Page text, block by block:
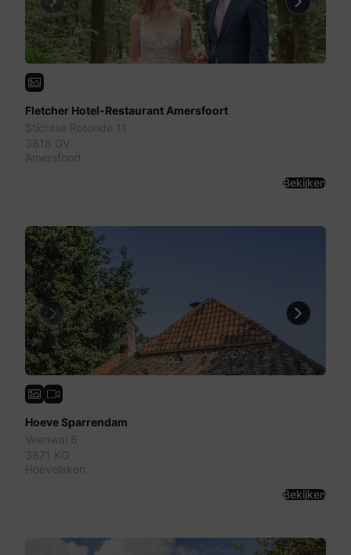
Previous Next
Fletcher Hotel-Restaurant Amersfoort
Stichtse Rotonde 11
3818 GV
Amersfoort
Bekijken
Previous Next
Hoeve Sparrendam
Veenwal 6
3871 KG
Hoevelaken
Bekijken